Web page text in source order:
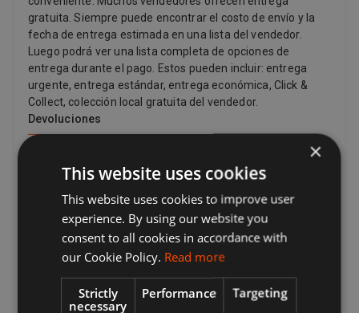
gratuita. Siempre puede encontrar el costo de envío y la
fecha de entrega estimada en una lista del vendedor.
Luego podrá ver una lista completa de opciones de
entrega durante el pago. Estos pueden incluir: entrega
urgente, entrega estándar, entrega económica, Click &
Collect, colección local gratuita del vendedor.
Devoluciones
Sus opciones para devolver un artículo varían según lo que
desea devolver, por qué desea devolverlo y la política de
devolución del vendedor. Si el artículo está dañado o no
coincide con la descripción del listado, puede devolverlo
incluso si la política de devoluciones del vendedor dice que
no acepta devoluciones. Si ha cambiado de opinión y ya no
desea un artículo, aún puede solicitar una devolución, pero
el vendedor no tiene que aceptarlo. Si el comprador
cambia de opinión acerca de una compra y desea devolver
un artículo, es posible que deba pagar los gastos de envío,
×
This website uses cookies
This website uses cookies to improve user
experience. By using our website you
consent to all cookies in accordance with
our Cookie Policy. Read more
Strictly
necessary
Performance Targeting